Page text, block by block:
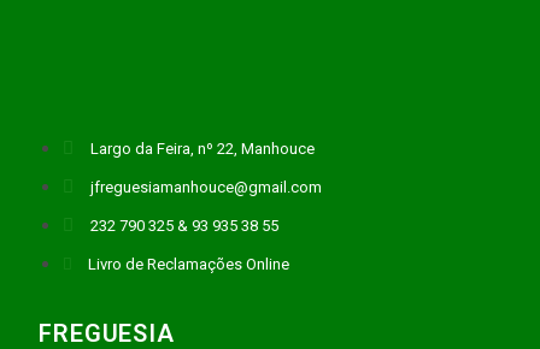
Largo da Feira, nº 22, Manhouce
jfreguesiamanhouce@gmail.com
232 790 325 & 93 935 38 55
Livro de Reclamações Online
FREGUESIA